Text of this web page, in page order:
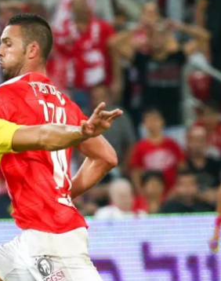
וזוכים בפרסים
פעילות אלקטרה
ספורט 1 – "מרלן"
פרטיות
ספורט 1
פומבית לבית עסק
מכבי
בני